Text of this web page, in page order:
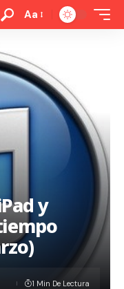
Aa
y
1 Min De Lectura